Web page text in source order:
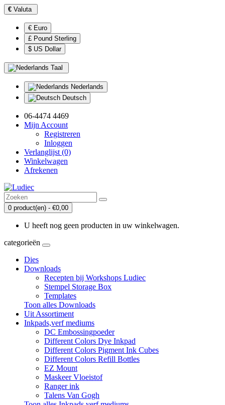
€ Valuta
€ Euro
£ Pound Sterling
$ US Dollar
Taal
Nederlands
Deutsch
06-4474 4469
Mijn Account
Registreren
Inloggen
Verlanglijst (0)
Winkelwagen
Afrekenen
0 product(en) - €0,00
U heeft nog geen producten in uw winkelwagen.
categorieën
Dies
Downloads
Recepten bij Workshops Ludiec
Stempel Storage Box
Templates
Toon alles Downloads
Uit Assortiment
Inkpads,verf mediums
DC Embossingpoeder
Different Colors Dye Inkpad
Different Colors Pigment Ink Cubes
Different Colors Refill Bottles
EZ Mount
Maskeer Vloeistof
Ranger ink
Talens Van Gogh